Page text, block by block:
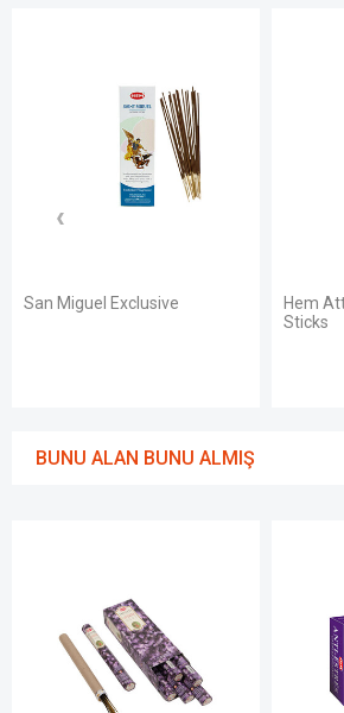
Hem Attracts Money Incense
BUNU ALAN BUNU ALMIŞ